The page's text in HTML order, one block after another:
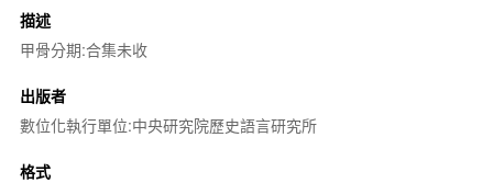
描述
甲骨分期:合集未收
出版者
數位化執行單位:中央研究院歷史語言研究所
格式